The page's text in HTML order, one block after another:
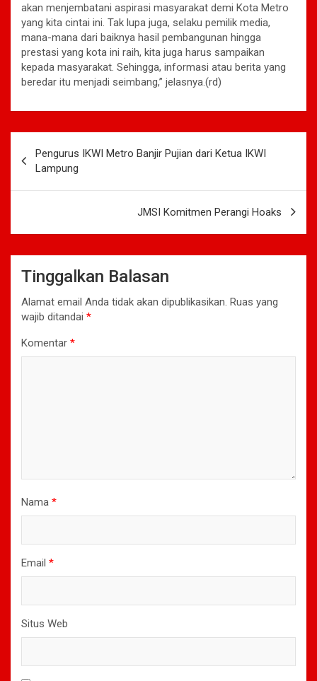
akan menjembatani aspirasi masyarakat demi Kota Metro
yang kita cintai ini. Tak lupa juga, selaku pemilik media,
mana-mana dari baiknya hasil pembangunan hingga
prestasi yang kota ini raih, kita juga harus sampaikan
kepada masyarakat. Sehingga, informasi atau berita yang
beredar itu menjadi seimbang,” jelasnya.(rd)
pos
Pengurus IKWI Metro Banjir Pujian dari Ketua IKWI
Lampung
JMSI Komitmen Perangi Hoaks
Tinggalkan Balasan
Alamat email Anda tidak akan dipublikasikan. Ruas yang
wajib ditandai *
Komentar *
Nama *
Email *
Situs Web